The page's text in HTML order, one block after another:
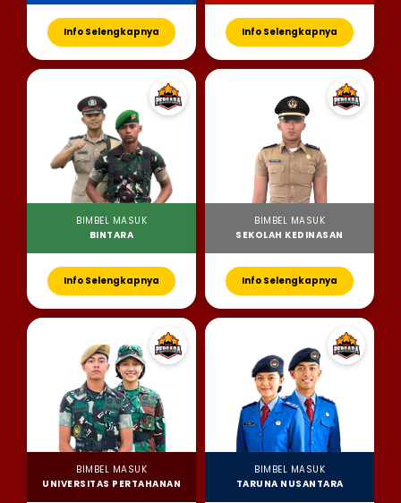
Info Selengkapnya Info Selengkapnya
BIMBEL MASUK
BINTARA
Info Selengkapnya
BIMBEL MASUK
SEKOLAH KEDINASAN
Info Selengkapnya
BIMBEL MASUK
UNIVERSITAS PERTAHANAN
BIMBEL MASUK
TARUNA NUSANTARA